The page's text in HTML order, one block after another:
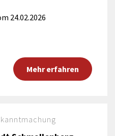
24.02.2026
Mehr erfahren